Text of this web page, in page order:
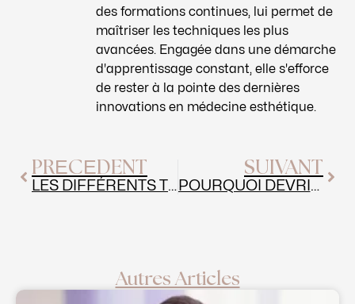
des formations continues, lui permet de
maîtriser les techniques les plus
avancées. Engagée dans une démarche
d'apprentissage constant, elle s'efforce
de rester à la pointe des dernières
innovations en médecine esthétique.
PRÉCÉDENT SUIVANT
Autres Articles